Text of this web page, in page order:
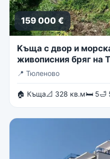
159 000 €
Kъща с двор и
живописния бряг на
📍 Тюленово
🏠 Къща📐 328 кв.м🛏 5🛁